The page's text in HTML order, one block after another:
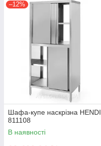
–12%
Шафа-купе наскрізна HENDI
811108
В наявності